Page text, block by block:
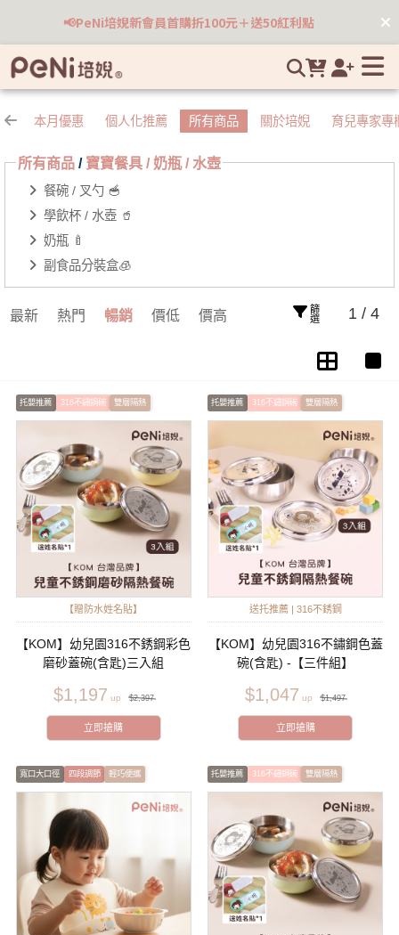
📢PeNi培婗新會員首購折100元＋送50紅利點
本月優惠 個人化推薦 所有商品 關於培婗 育兒專家專
所有商品 / 寶寶餐具 / 奶瓶 / 水壺
餐碗 / 叉勺 🥣
學飲杯 / 水壺 🥤
奶瓶 🍼
副食品分裝盒🧊
最新 熱門 暢銷 價低 價高 篩選 1 / 4
托嬰推薦 316不鏽鋼碗 雙層隔熱
【贈防水姓名貼】
【KOM】幼兒園316不銹鋼彩色
磨砂蓋碗(含匙)三入組
$1,197 $2,397
立即搶購
托嬰推薦 316不鏽鋼碗 雙層隔熱
送托推薦 | 316不銹鋼
【KOM】幼兒園316不鏽鋼色蓋
碗(含匙) -【三件組】
$1,047 $1,497
立即搶購
寬口大口徑 四段調節 輕巧便攜 托嬰推薦 316不鏽鋼碗 雙層隔熱